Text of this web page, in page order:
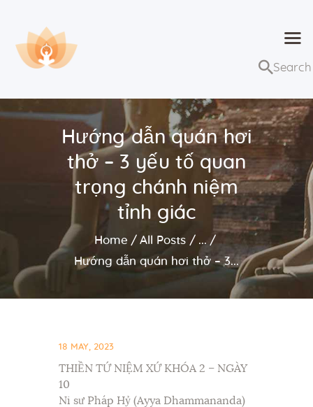
Hướng dẫn quán hơi
thở – 3 yếu tố quan
trọng chánh niệm
tỉnh giác
Home All Posts
...
Hướng dẫn quán hơi thở – 3...
Trang chủ
Bài giảng
Lớp học và sự kiện
Về Dhammaduta
18 MAY, 2023
THIỀN TỨ NIỆM XỨ KHÓA 2 – NGÀY
10
Ni sư Pháp Hỷ (Ayya Dhammananda)